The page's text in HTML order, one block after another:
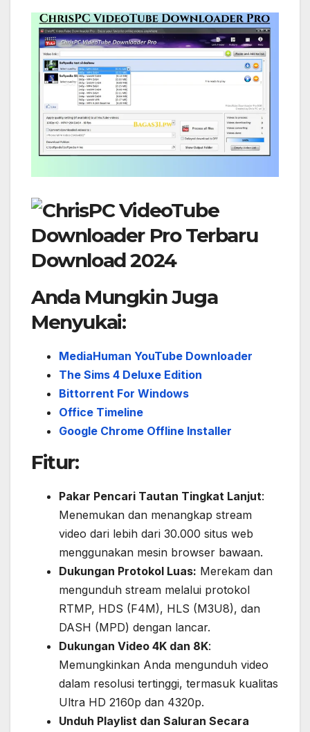
Anda Mungkin Juga
Menyukai:
MediaHuman YouTube Downloader
The Sims 4 Deluxe Edition
Bittorrent For Windows
Office Timeline
Google Chrome Offline Installer
Fitur:
Pakar Pencari Tautan Tingkat Lanjut:
Menemukan dan menangkap stream
video dari lebih dari 30.000 situs web
menggunakan mesin browser bawaan.
Dukungan Protokol Luas: Merekam dan
mengunduh stream melalui protokol
RTMP, HDS (F4M), HLS (M3U8), dan
DASH (MPD) dengan lancar.
Dukungan Video 4K dan 8K:
Memungkinkan Anda mengunduh video
dalam resolusi tertinggi, termasuk kualitas
Ultra HD 2160p dan 4320p.
Unduh Playlist dan Saluran Secara